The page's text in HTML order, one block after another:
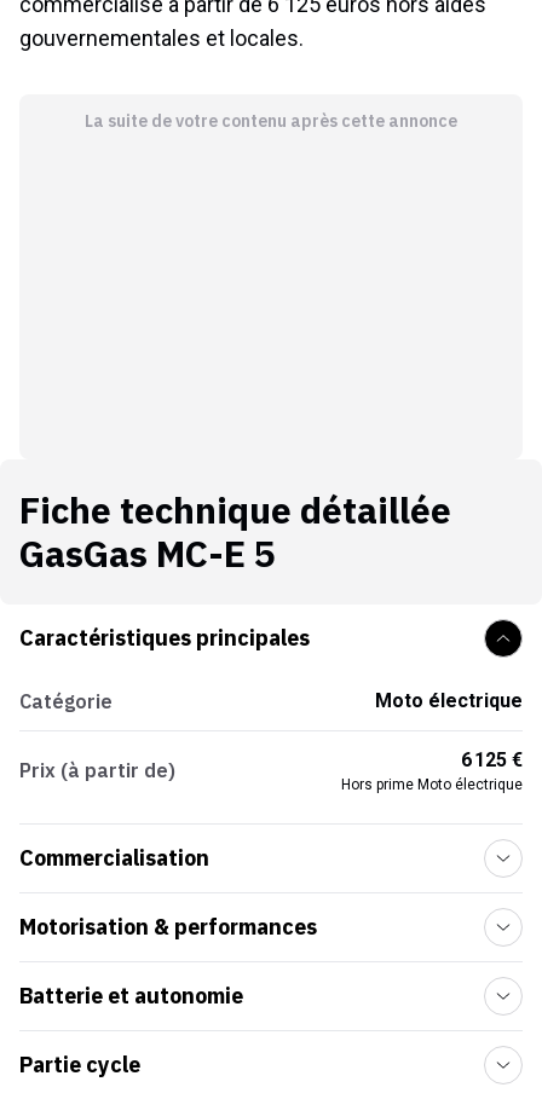
gouvernementales et locales.
La suite de votre contenu après cette annonce
Fiche technique détaillée
GasGas MC-E 5
Caractéristiques principales
Catégorie Moto électrique
Prix (à partir de) 6 125 €
Hors prime Moto électrique
Commercialisation
Motorisation & performances
Batterie et autonomie
Partie cycle